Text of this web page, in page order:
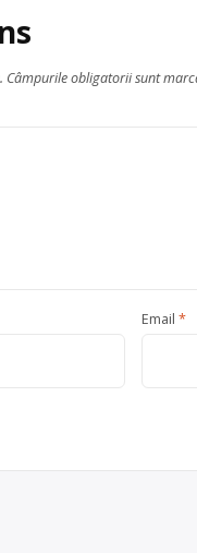
Câmpurile obligatorii sunt
Email *